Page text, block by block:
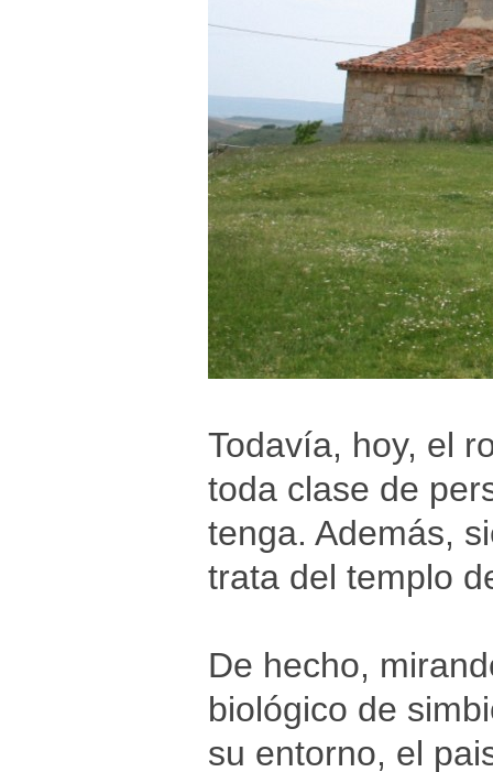
Todavía, hoy, el
toda clase de
tenga. Además,
trata del templo
De hecho,
biológico de
su entorno, el